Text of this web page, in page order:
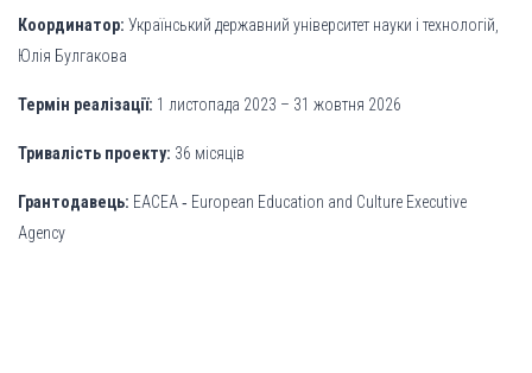
Координатор: Український державний університет науки і технологій,
Юлія Булгакова
Термін реалізації: 1 листопада 2023 – 31 жовтня 2026
Тривалість проекту: 36 місяців
Грантодавець: EACEA ‐ European Education and Culture Executive
Agency